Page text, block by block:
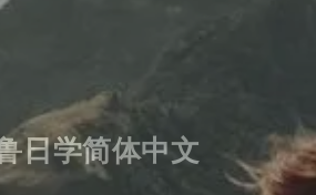
日学简体中文